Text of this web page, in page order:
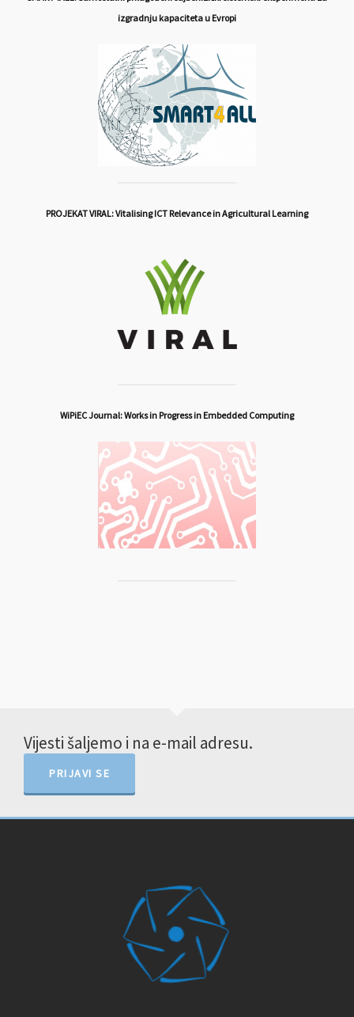
izgradnju kapaciteta u Evropi
PROJEKAT VIRAL: Vitalising ICT Relevance in Agricultural Learning
WiPiEC Journal: Works in Progress in Embedded Computing
Vijesti šaljemo i na e-mail adresu.
PRIJAVI SE